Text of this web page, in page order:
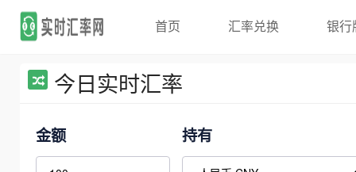
首页 汇率兑换 银行
今日实时汇率
金额 持有